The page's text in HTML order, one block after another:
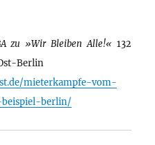
zu »Wir Bleiben Alle!« 132
Berlin
mieterkampfe-vom-
berlin/